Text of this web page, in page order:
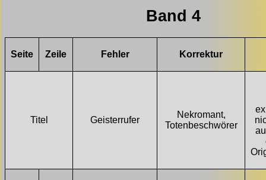
Band 4
Seite Zeile Fehler Korrektur
Titel Geisterrufer
Nekromant,
Totenbeschwörer